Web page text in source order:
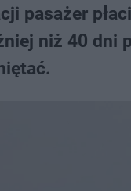
pasażer
niż 40 dni